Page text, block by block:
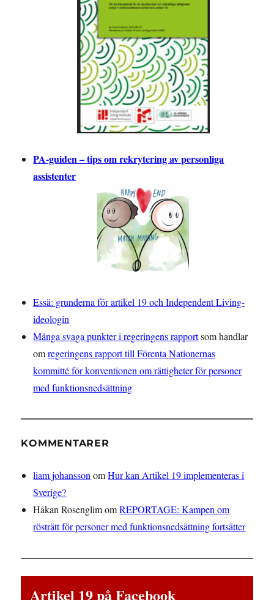
PA-guiden – tips om rekrytering av personliga
assistenter
Essä: grunderna för artikel 19 och Independent Living-
ideologin
Många svaga punkter i regeringens rapportsom handlar
omregeringens rapport till Förenta Nationernas
kommitté för konventionen om rättigheter för personer
med funktionsnedsättning
KOMMENTARER
liam johanssonomHur kan Artikel 19 implementeras i
Sverige?
Håkan RosenglimomREPORTAGE: Kampen om
rösträtt för personer med funktionsnedsättning fortsätter
Artikel 19 på Facebook